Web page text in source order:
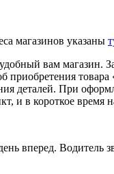
магазинов указаны
вам магазин.
деталей. При
и в короткое время
вперед. Водитель